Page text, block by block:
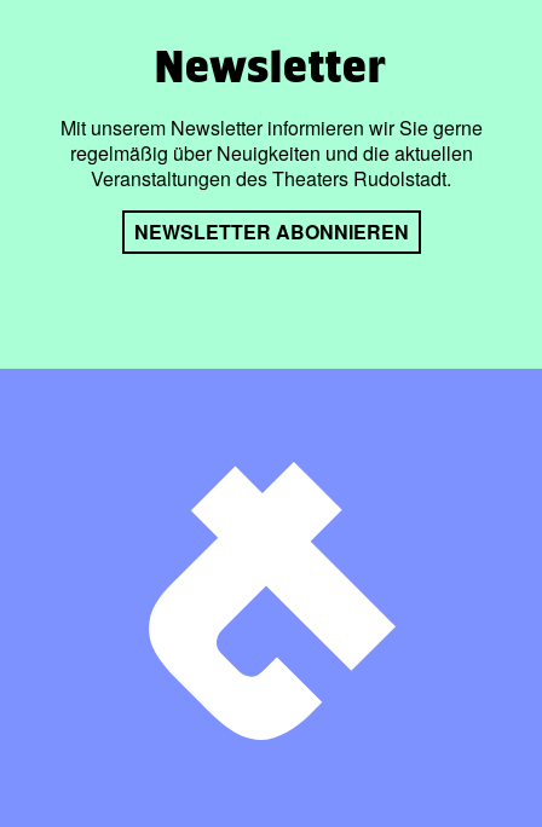
Newsletter
Mit unserem Newsletter informieren wir Sie gerne
regelmäßig über Neuigkeiten und die aktuellen
Veranstaltungen des Theaters Rudolstadt.
NEWSLETTER ABONNIEREN